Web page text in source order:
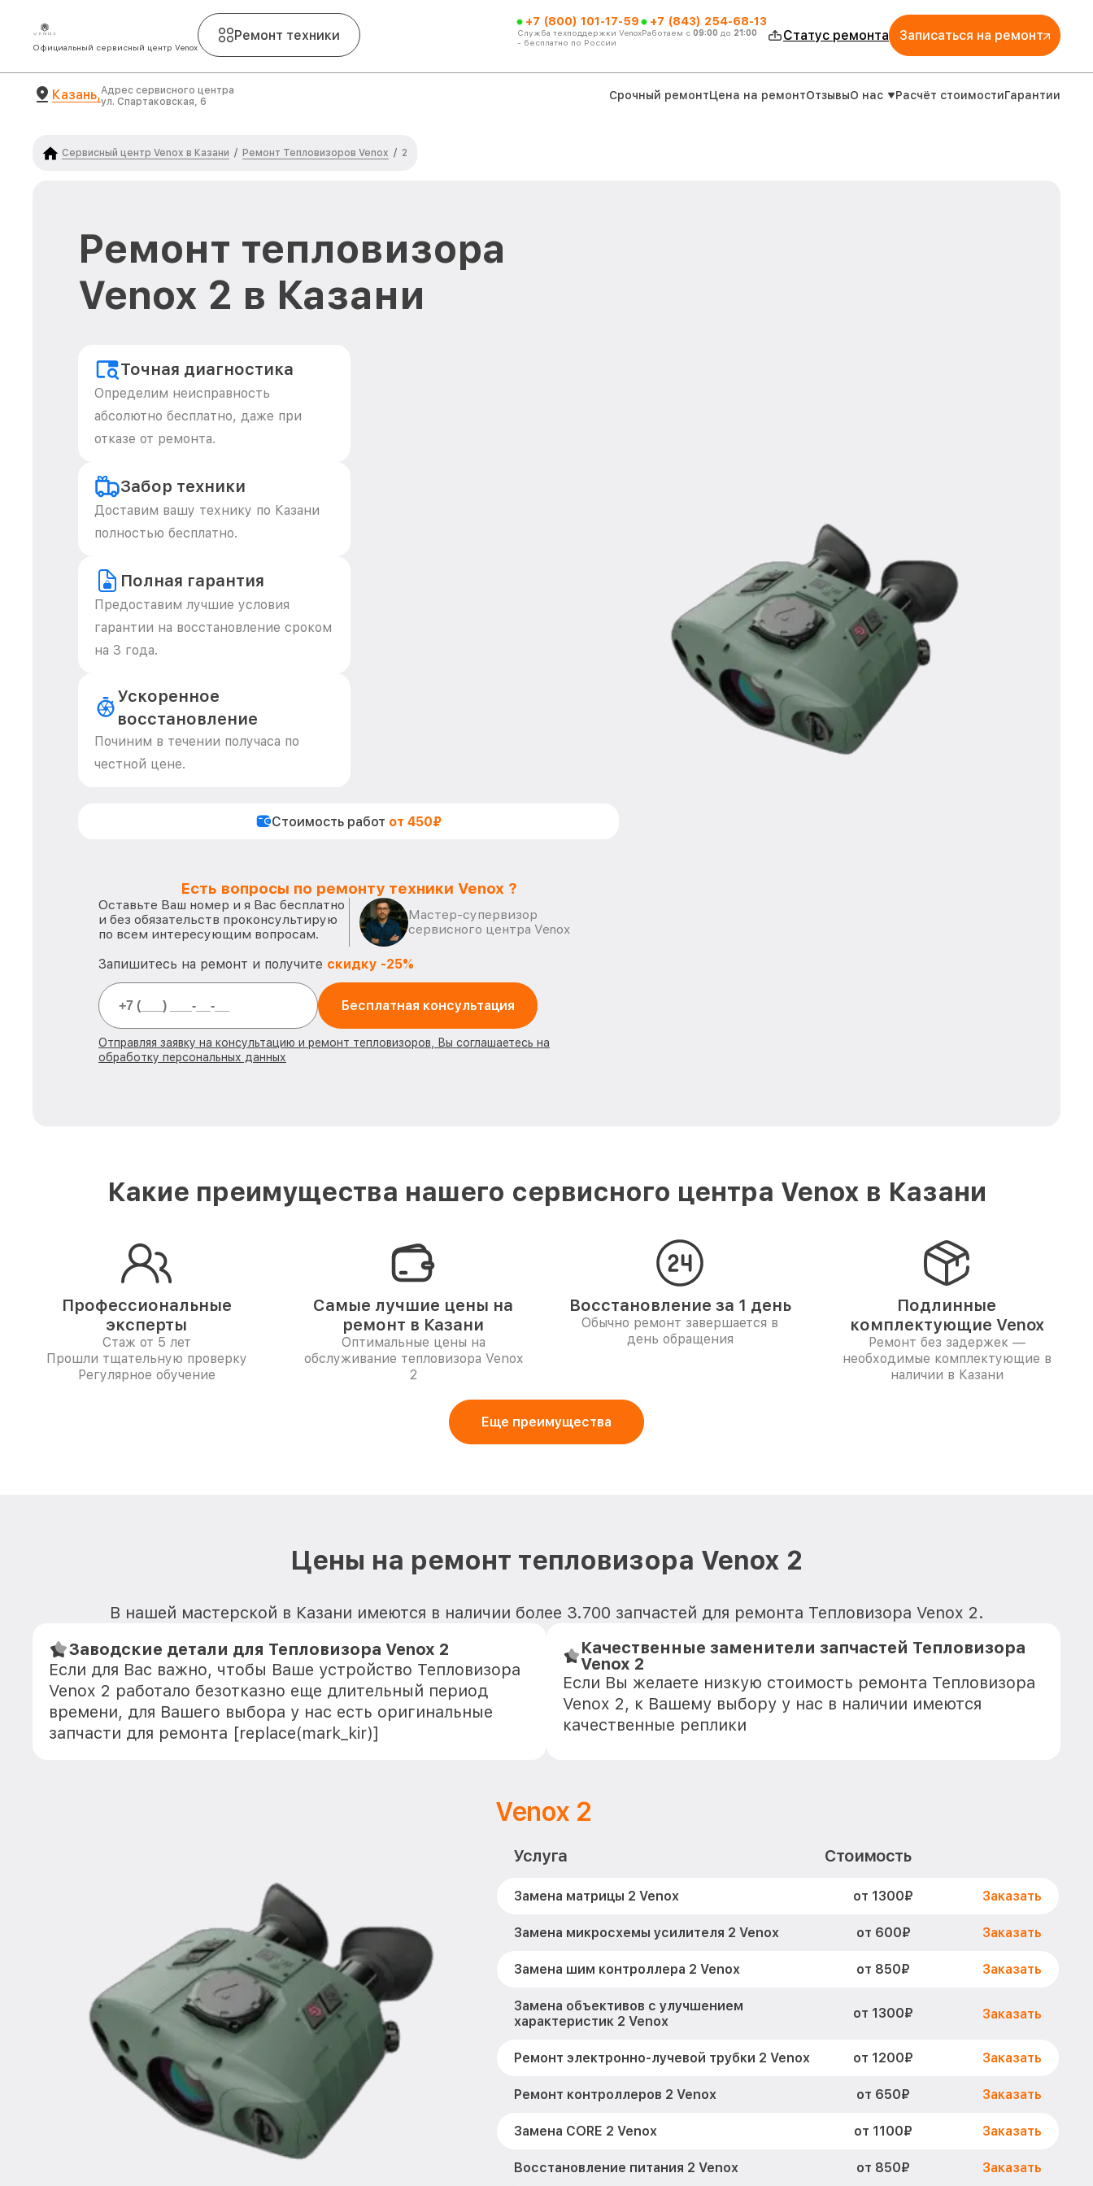
Официальный сервисный центр Venox
Ремонт техники
+7 (800) 101-17-59
Служба техподдержки Venox
- бесплатно по России
+7 (843) 254-68-13
Работаем с 09:00 до 21:00 Статус ремонта Записаться на ремонт
Казань,Адрес сервисного центра
ул. Спартаковская, 6
Срочный ремонтЦена на ремонтОтзывыО нас Расчёт стоимостиГарантии
Сервисный центр Venox в Казани / Ремонт Тепловизоров Venox / 2
Ремонт тепловизора
Venox 2 в Казани
Точная диагностика
Определим неисправность
абсолютно бесплатно, даже при
отказе от ремонта.
Забор техники
Доставим вашу технику по Казани
полностью бесплатно.
Полная гарантия
Предоставим лучшие условия
гарантии на восстановление сроком
на 3 года.
Ускоренное
восстановление
Починим в течении получаса по
честной цене.
Стоимость работ от 450₽
Есть вопросы по ремонту техники Venox ?
Оставьте Ваш номер и я Вас бесплатно
и без обязательств проконсультирую
по всем интересующим вопросам.
Мастер-супервизор
сервисного центра Venox
Запишитесь на ремонт и получите скидку -25%
Бесплатная консультация
Отправляя заявку на консультацию и ремонт тепловизоров, Вы соглашаетесь на
обработку персональных данных
Какие преимущества нашего сервисного центра Venox в Казани
Профессиональные
эксперты
Стаж от 5 лет
Прошли тщательную проверку
Регулярное обучение
Самые лучшие цены на
ремонт в Казани
Оптимальные цены на
обслуживание тепловизора Venox
2
Восстановление за 1 день
Обычно ремонт завершается в
день обращения
Подлинные
комплектующие Venox
Ремонт без задержек —
необходимые комплектующие в
наличии в Казани
Еще преимущества
Цены на ремонт тепловизора Venox 2
В нашей мастерской в Казани имеются в наличии более 3.700 запчастей для ремонта Тепловизора Venox 2.
Заводские детали для Тепловизора Venox 2
Если для Вас важно, чтобы Ваше устройство Тепловизора
Venox 2 работало безотказно еще длительный период
времени, для Вашего выбора у нас есть оригинальные
запчасти для ремонта [replace(mark_kir)]
Качественные заменители запчастей Тепловизора
Venox 2
Если Вы желаете низкую стоимость ремонта Тепловизора
Venox 2, к Вашему выбору у нас в наличии имеются
качественные реплики
Venox 2
Услуга Стоимость
Замена матрицы 2 Venox от 1300₽ Заказать
Замена микросхемы усилителя 2 Venox от 600₽ Заказать
Замена шим контроллера 2 Venox от 850₽ Заказать
Замена объективов с улучшением
характеристик 2 Venox
от 1300₽ Заказать
Ремонт электронно-лучевой трубки 2 Venox от 1200₽ Заказать
Ремонт контроллеров 2 Venox от 650₽ Заказать
Замена CORE 2 Venox от 1100₽ Заказать
Восстановление питания 2 Venox от 850₽ Заказать